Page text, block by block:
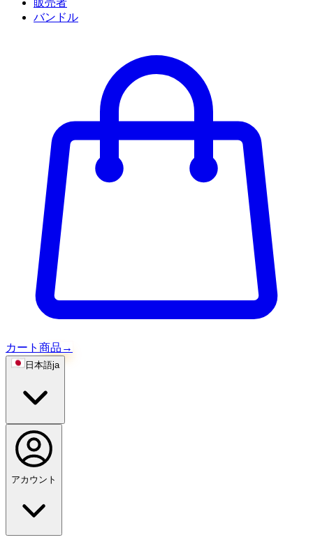
販売者
バンドル
カート 商品 →
日本語ja
アカウント